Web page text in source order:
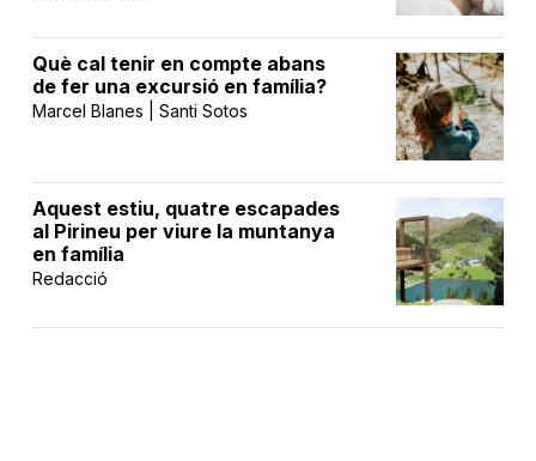
Què cal tenir en compte abans
de fer una excursió en família?
Marcel Blanes | Santi Sotos
Aquest estiu, quatre escapades
al Pirineu per viure la muntanya
en família
Redacció